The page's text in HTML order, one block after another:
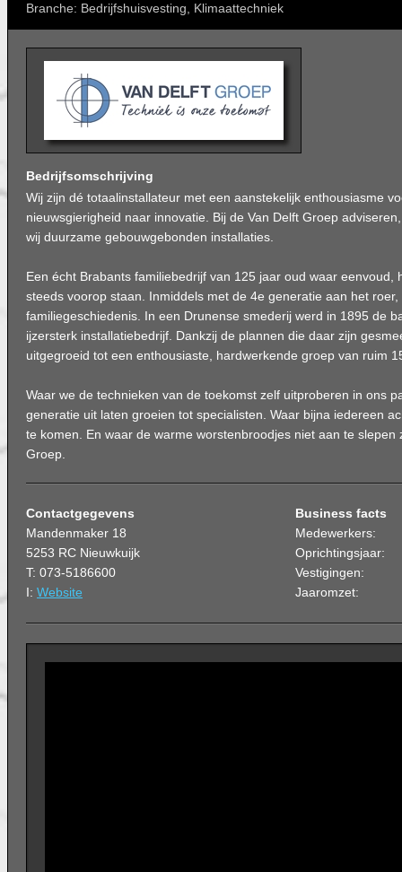
Branche: Bedrijfshuisvesting, Klimaattechniek
Bedrijfsomschrijving
Wij zijn dé totaalinstallateur met een aanstekelijk enthousiasme
nieuwsgierigheid naar innovatie. Bij de Van Delft Groep
wij duurzame gebouwgebonden installaties.
Een écht Brabants familiebedrijf van 125 jaar oud waar eenvoud,
steeds voorop staan. Inmiddels met de 4e generatie aan het
familiegeschiedenis. In een Drunense smederij werd in 1895 de
ijzersterk installatiebedrijf. Dankzij de plannen die daar zijn
uitgegroeid tot een enthousiaste, hardwerkende groep van ruim
Waar we de technieken van de toekomst zelf uitproberen in ons
generatie uit laten groeien tot specialisten. Waar bijna iedereen
te komen. En waar de warme worstenbroodjes niet aan te slepen
Groep.
Contactgegevens
Mandenmaker 18
5253 RC Nieuwkuijk
T: 073-5186600
I: Website
Business facts
Medewerkers:
Oprichtingsjaar:
Vestigingen:
Jaaromzet: